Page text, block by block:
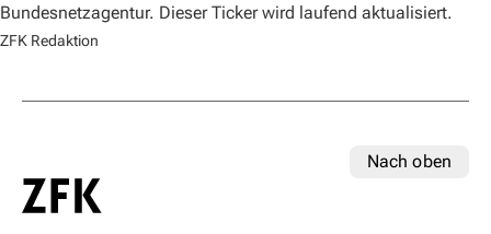
Bundesnetzagentur. Dieser Ticker wird laufend aktualisiert.
ZFK Redaktion
Nach oben